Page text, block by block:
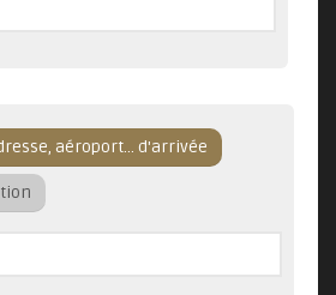
aéroport... d'arrivée